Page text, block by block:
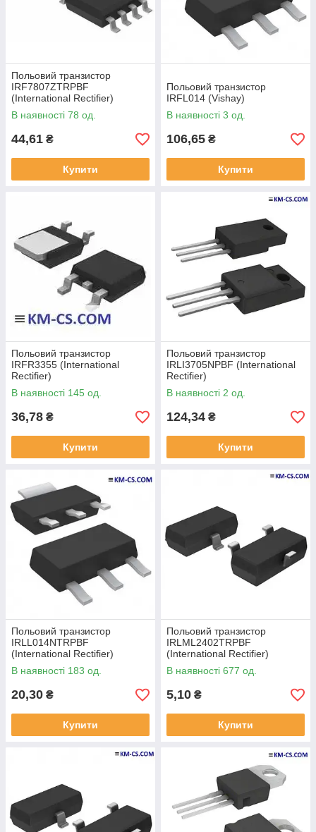
Польовий транзистор
IRF7807ZTRPBF
(International Rectifier)
В наявності 78 од.
44,61 ₴
Купити
Польовий транзистор
IRFL014 (Vishay)
В наявності 3 од.
106,65 ₴
Купити
Польовий транзистор
IRFR3355 (International
Rectifier)
В наявності 145 од.
36,78 ₴
Купити
Польовий транзистор
IRLI3705NPBF (International
Rectifier)
В наявності 2 од.
124,34 ₴
Купити
Польовий транзистор
IRLL014NTRPBF
(International Rectifier)
В наявності 183 од.
20,30 ₴
Купити
Польовий транзистор
IRLML2402TRPBF
(International Rectifier)
В наявності 677 од.
5,10 ₴
Купити